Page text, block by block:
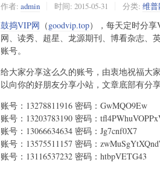
作者: admin 时间: 2015-05-31 分类: 维普
鼓捣VIP网 （goodvip.top），每天定时分
网、读秀、超星、龙源期刊、博看杂志、
账号。
给大家分享这么久的账号，由衷地祝福大
以向你的好朋友分享小站，文章底部有分
账号：13278811916 密码：GwMQO9Ew
账号：13203783190 密码：
账号：13066634634 密码：Jg7cnf0X7
账号：13575511157 密码：
账号：13116537232 密码：htbpVETG43